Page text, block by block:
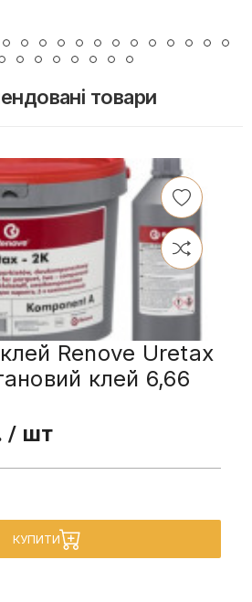
товари
Renove Uretax
клей 6,66
/ шт
КУПИТИ